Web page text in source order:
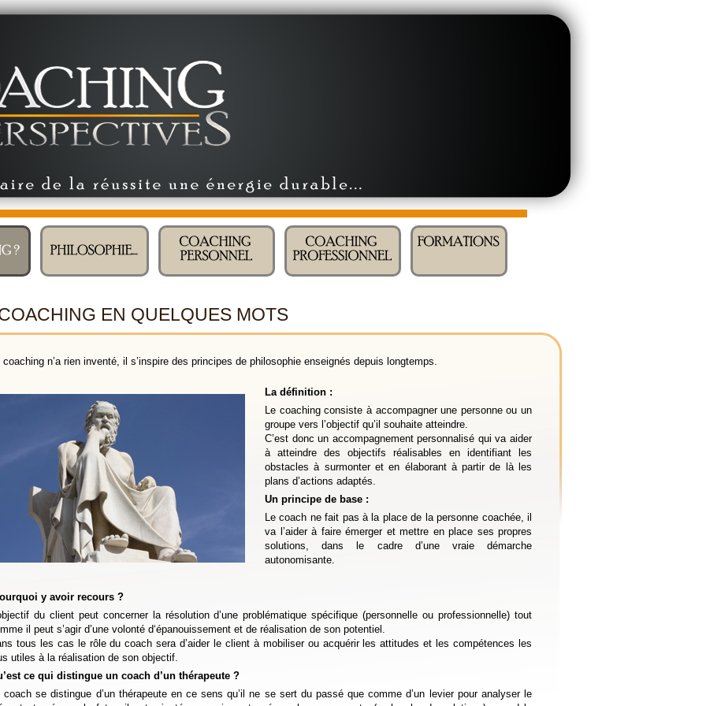
EN QUELQUES MOTS
coaching n’a rien inventé, il s’inspire des principes de philosophie enseignés depuis longtemps.
La définition :
Le coaching consiste à accompagner une personne ou un
groupe vers l’objectif qu’il souhaite atteindre.
C’est donc un accompagnement personnalisé qui va aider
à atteindre des objectifs réalisables en identifiant les
obstacles à surmonter et en élaborant à partir de là les
plans d’actions adaptés.
Un principe de base :
Le coach ne fait pas à la place de la personne coachée, il
va l’aider à faire émerger et mettre en place ses propres
solutions, dans le cadre d’une vraie démarche
autonomisante.
y avoir recours ?
du client peut concerner la résolution d’une problématique spécifique (personnelle ou professionnelle) tout
il peut s’agir d’une volonté d‘épanouissement et de réalisation de son potentiel.
tous les cas le rôle du coach sera d’aider le client à mobiliser ou acquérir les attitudes et les compétences les
utiles à la réalisation de son objectif.
ce qui distingue un coach d’un thérapeute ?
coach se distingue d’un thérapeute en ce sens qu’il ne se sert du passé que comme d’un levier pour analyser le